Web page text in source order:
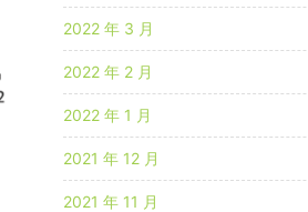
2022 年 3 月
2022 年 2 月
2022 年 1 月
2021 年 12 月
2021 年 11 月